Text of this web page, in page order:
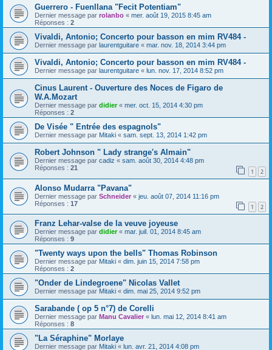
Guerrero - Fuenllana "Fecit Potentiam"
Dernier message par rolanbo « mer. août 19, 2015 8:45 am
Réponses : 2
Vivaldi, Antonio; Concerto pour basson en mim RV484 -
Dernier message par laurentguitare « mar. nov. 18, 2014 3:44 pm
Vivaldi, Antonio; Concerto pour basson en mim RV484 -
Dernier message par laurentguitare « lun. nov. 17, 2014 8:52 pm
Cinus Laurent - Ouverture des Noces de Figaro de
W.A.Mozart
Dernier message par didier« mer. oct. 15, 2014 4:30 pm
Réponses : 2
De Visée " Entrée des espagnols"
Dernier message par Mitaki « sam. sept. 13, 2014 1:42 pm
Robert Johnson " Lady strange's Almain"
Dernier message par cadiz « sam. août 30, 2014 4:48 pm
Réponses : 21 1 2
Alonso Mudarra "Pavana"
Dernier message par Schneider « jeu. août 07, 2014 11:16 pm
Réponses : 17 1 2
Franz Lehar-valse de la veuve joyeuse
Dernier message par didier« mar. juil. 01, 2014 8:45 am
Réponses : 9
"Twenty ways upon the bells" Thomas Robinson
Dernier message par Mitaki « dim. juin 15, 2014 7:58 pm
Réponses : 2
"Onder de Lindegroene" Nicolas Vallet
Dernier message par Mitaki « dim. mai 25, 2014 9:52 pm
Sarabande ( op 5 n°7) de Corelli
Dernier message par Manu Cavalier « lun. mai 12, 2014 8:41 am
Réponses : 8
"La Séraphine" Morlaye
Dernier message par Mitaki « lun. avr. 21, 2014 4:08 pm